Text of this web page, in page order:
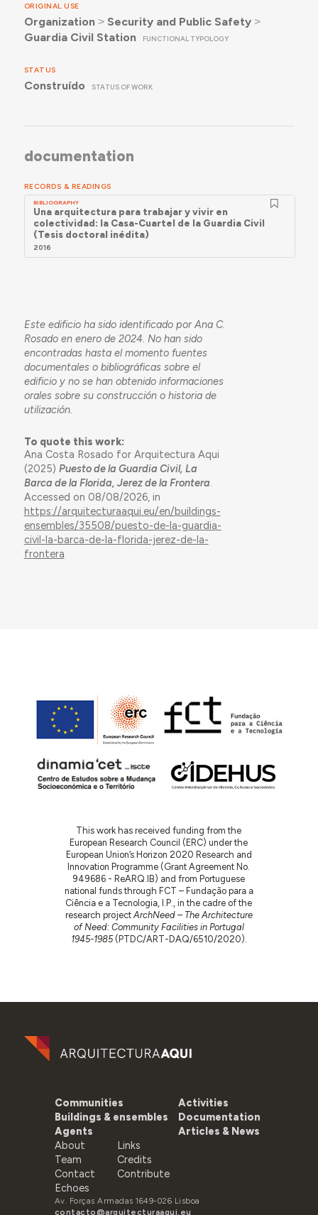
ORIGINAL USE
Organization ˃ Security and Public Safety˃
Guardia Civil Station
FUNCTIONAL TYPOLOGY
STATUS
Construído STATUS OF WORK
documentation
RECORDS & READINGS
BIBLIOGRAPHY
Una arquitectura para trabajar y vivir en
colectividad: la Casa-Cuartel de la Guardia Civil
(Tesis doctoral inédita)
2016
Este edificio ha sido identificado por Ana C.
Rosado en enero de 2024. No han sido
encontradas hasta el momento fuentes
documentales o bibliográficas sobre el
edificio y no se han obtenido informaciones
orales sobre su construcción o historia de
utilización.
To quote this work:
Ana Costa Rosado for Arquitectura Aqui
(2025) Puesto de la Guardia Civil, La
Barca de la Florida, Jerez de la Frontera.
Accessed on 08/08/2026, in
https://arquitecturaaqui.eu/en/buildings-
ensembles/35508/puesto-de-la-guardia-
civil-la-barca-de-la-florida-jerez-de-la-
frontera
This work has received funding from the
European Research Council (ERC) under the
European Union’s Horizon 2020 Research and
Innovation Programme (Grant Agreement No.
949686 - ReARQ.IB) and from Portuguese
national funds through FCT – Fundação para a
Ciência e a Tecnologia, I.P., in the cadre of the
research project ArchNeed – The Architecture
of Need: Community Facilities in Portugal
1945-1985(PTDC/ART-DAQ/6510/2020).
Communities
Buildings & ensembles
Agents
Activities
Documentation
Articles & News
About
Team
Contact
Echoes
Links
Credits
Contribute
Av. Forças Armadas 1649-026 Lisboa
contacto@arquitecturaaqui.eu